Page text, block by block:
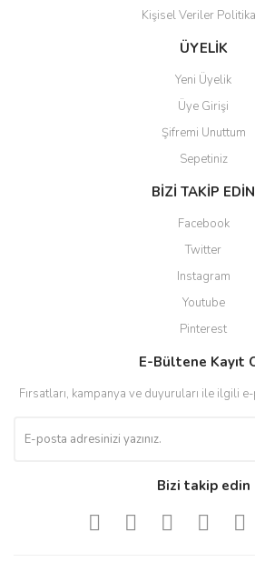
Gönder
Kişisel Veriler
ÜYELİK
Yeni Üyelik
Üye Girişi
Şifremi Unuttum
Sepetiniz
BİZİ TAKİP EDİN
Facebook
Twitter
Instagram
Youtube
Pinterest
E-Bültene Kayıt
Fırsatları, kampanya ve duyuruları ile ilgili
Bizi takip edin